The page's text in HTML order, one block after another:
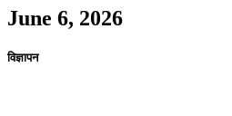
June 6, 2026
विज्ञापन